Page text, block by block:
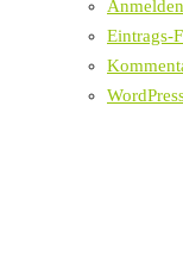
Anmelden
Eintrags-